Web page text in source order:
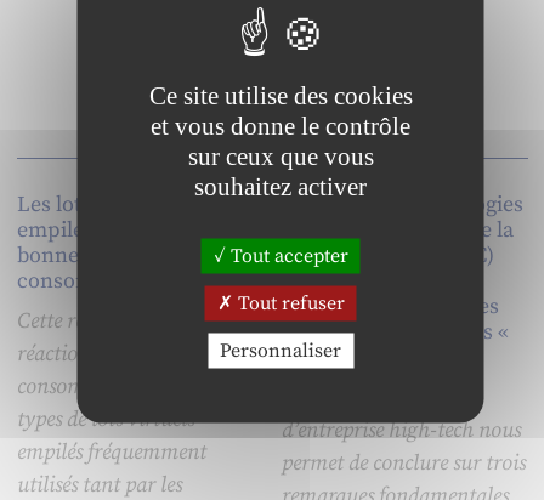
doit alors d’être gérée.
Les lots virtuels «
empilés » : repères de
bonnes affaires pour les
consommateurs !
Cette recherche analyse les
réactions des
consommateurs face à deux
types de lots virtuels
empilés fréquemment
utilisés tant par les
Impact des Technologies
de l’Information et de la
Communication (TIC)
sur la Gestion des
Ressources Humaines
(GRH) dans les firmes «
high-tech »
d’entreprise high-tech nous
permet de conclure sur trois
Ce site utilise des cookies
et vous donne le contrôle
sur ceux que vous
souhaitez activer
Tout accepter
Tout refuser
Personnaliser